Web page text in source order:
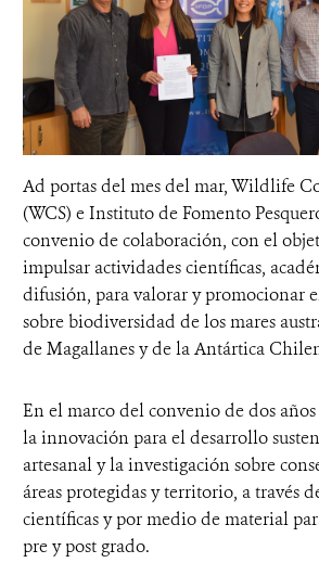
Ad portas del mes del mar, Wildlife
(WCS) e Instituto de Fomento
convenio de colaboración, con el
impulsar actividades científicas,
difusión, para valorar y promocionar
sobre biodiversidad de los mares
de Magallanes y de la Antártica
En el marco del convenio de dos años
la innovación para el desarrollo
artesanal y la investigación sobre
áreas protegidas y territorio, a través
científicas y por medio de material
pre y post grado.